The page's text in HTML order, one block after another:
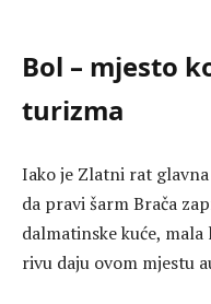
Bol – mjesto
turizma
Iako je Zlatni rat
da pravi šarm Brača
dalmatinske kuće,
rivu daju ovom mjestu